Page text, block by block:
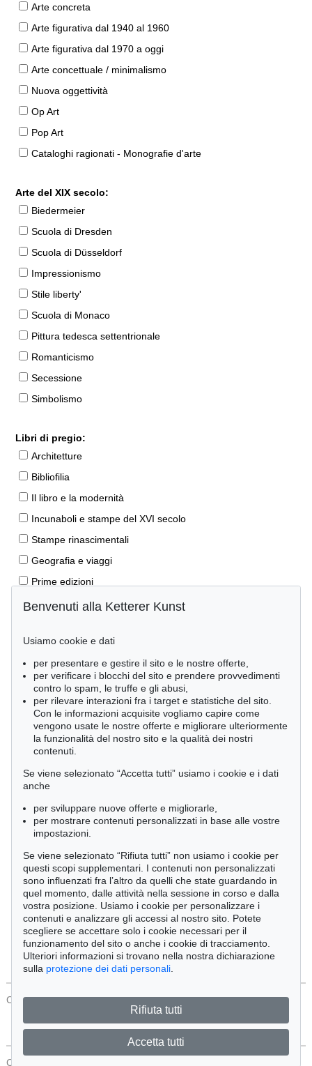
Arte concreta
Arte figurativa dal 1940 al 1960
Arte figurativa dal 1970 a oggi
Arte concettuale / minimalismo
Nuova oggettività
Op Art
Pop Art
Cataloghi ragionati - Monografie d'arte
Arte del XIX secolo:
Biedermeier
Scuola di Dresden
Scuola di Düsseldorf
Impressionismo
Stile liberty'
Scuola di Monaco
Pittura tedesca settentrionale
Romanticismo
Secessione
Simbolismo
Libri di pregio:
Architetture
Bibliofilia
Il libro e la modernità
Incunaboli e stampe del XVI secolo
Stampe rinascimentali
Geografia e viaggi
Prime edizioni
Manoscritti antichi
Libri per bambini
Lifestyle
Pietre miliari delle scienze naturali
Letteratura classica
Economia e diritto
Meraviglie della natura
Cimelia
Ordine:
Tutti gli oggetti
Solo offerte attuali
Solo oggetti venduti
Cerca
CONTATTI Protezione Dei Dati
CONTATTI
Benvenuti alla Ketterer Kunst
Usiamo cookie e dati
per presentare e gestire il sito e le nostre offerte,
per verificare i blocchi del sito e prendere provvedimenti
contro lo spam, le truffe e gli abusi,
per rilevare interazioni fra i target e statistiche del sito.
Con le informazioni acquisite vogliamo capire come
vengono usate le nostre offerte e migliorare ulteriormente
la funzionalità del nostro sito e la qualità dei nostri
contenuti.
Se viene selezionato “Accetta tutti” usiamo i cookie e i dati
anche
per sviluppare nuove offerte e migliorarle,
per mostrare contenuti personalizzati in base alle vostre
impostazioni.
Se viene selezionato “Rifiuta tutti” non usiamo i cookie per
questi scopi supplementari. I contenuti non personalizzati
sono influenzati fra l’altro da quelli che state guardando in
quel momento, dalle attività nella sessione in corso e dalla
vostra posizione. Usiamo i cookie per personalizzare i
contenuti e analizzare gli accessi al nostro sito. Potete
scegliere se accettare solo i cookie necessari per il
funzionamento del sito o anche i cookie di tracciamento.
Ulteriori informazioni si trovano nella nostra dichiarazione
sulla protezione dei dati personali
Rifiuta tutti
Accetta tutti